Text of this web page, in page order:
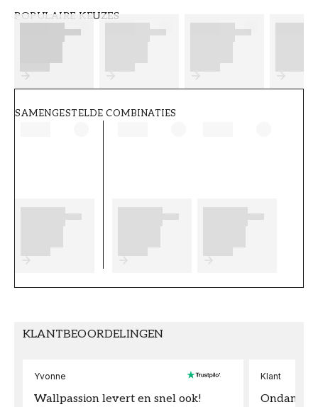
ARTIKELNUMMER
FT38-000-W0000
POPULAIRE KEUZES
SAMENGESTELDE COMBINATIES
KLANTBEOORDELINGEN
Yvonne
Wallpassion levert en snel ook!
Klant
Ondanks